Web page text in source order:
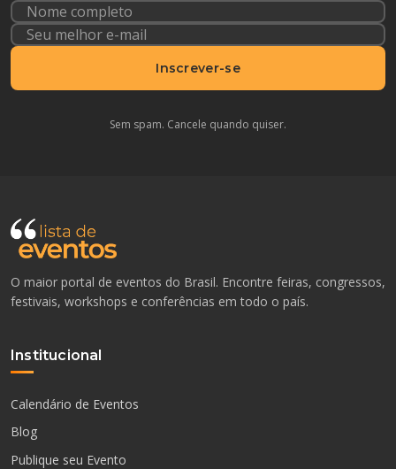
Inscrever-se
Sem spam. Cancele quando quiser.
O maior portal de eventos do Brasil. Encontre feiras, congressos,
festivais, workshops e conferências em todo o país.
Institucional
Calendário de Eventos
Blog
Publique seu Evento